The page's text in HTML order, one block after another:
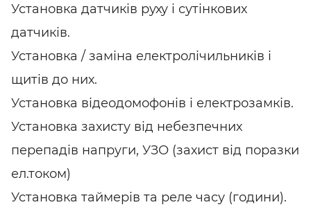
Установка датчиків руху і сутінкових
датчиків.
Установка / заміна електролічильників і
щитів до них.
Установка відеодомофонів і електрозамків.
Установка захисту від небезпечних
перепадів напруги, УЗО (захист від поразки
ел.током)
Установка таймерів та реле часу (години).